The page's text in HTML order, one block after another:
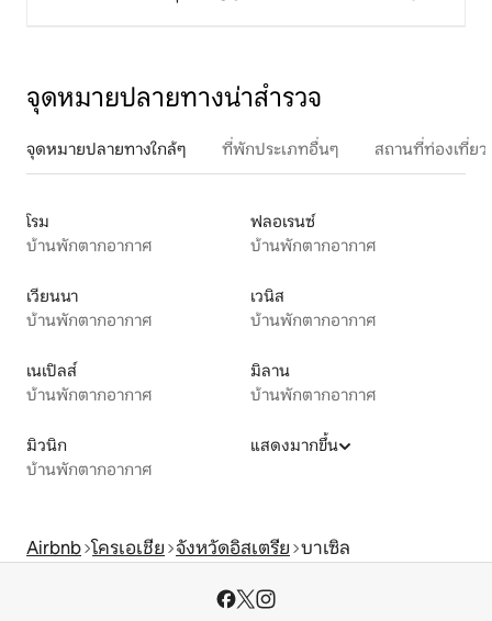
จุดหมายปลายทางน่าสำรวจ
จุดหมายปลายทางใกล้ๆ ที่พักประเภทอื่นๆ สถานที่ท่องเที่ย
โรม
บ้านพักตากอากาศ
ฟลอเรนซ์
บ้านพักตากอากาศ
เวียนนา
บ้านพักตากอากาศ
เวนิส
บ้านพักตากอากาศ
เนเปิลส์
บ้านพักตากอากาศ
มิลาน
บ้านพักตากอากาศ
มิวนิก
บ้านพักตากอากาศ
แสดงมากขึ้น
Airbnb โครเอเชีย จังหวัดอิสเตรีย บาเซิล